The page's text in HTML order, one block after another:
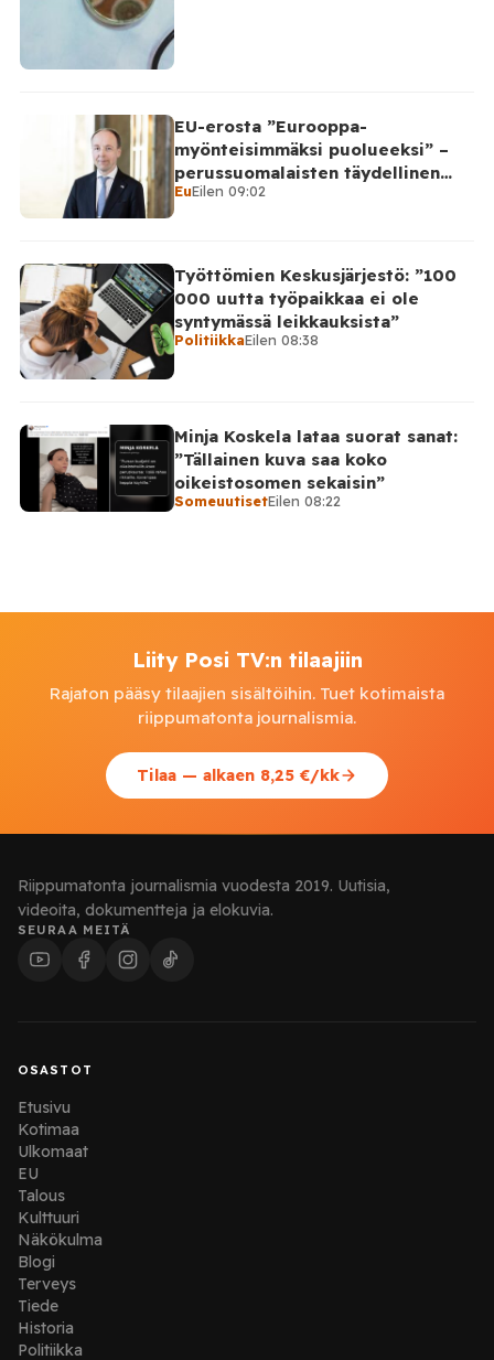
EU-erosta ”Eurooppa-
myönteisimmäksi puolueeksi” –
perussuomalaisten täydellinen
takinkääntö
EuEilen 09:02
Työttömien Keskusjärjestö: ”100
000 uutta työpaikkaa ei ole
syntymässä leikkauksista”
PolitiikkaEilen 08:38
Minja Koskela lataa suorat sanat:
”Tällainen kuva saa koko
oikeistosomen sekaisin”
SomeuutisetEilen 08:22
Liity Posi TV:n tilaajiin
Rajaton pääsy tilaajien sisältöihin. Tuet kotimaista
riippumatonta journalismia.
Tilaa — alkaen 8,25 €/kk
Riippumatonta journalismia vuodesta 2019. Uutisia,
videoita, dokumentteja ja elokuvia.
SEURAA MEITÄ
OSASTOT
Etusivu
Kotimaa
Ulkomaat
EU
Talous
Kulttuuri
Näkökulma
Blogi
Terveys
Tiede
Historia
Politiikka